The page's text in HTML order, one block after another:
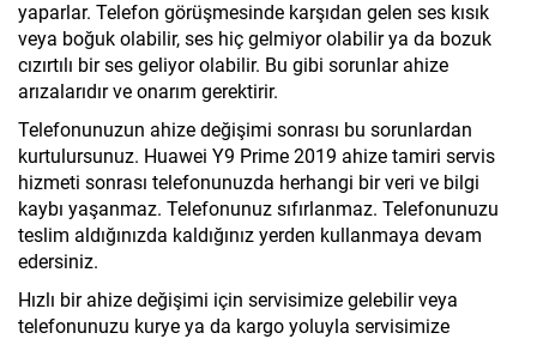
yaparlar. Telefon görüşmesinde karşıdan gelen ses kısık
veya boğuk olabilir, ses hiç gelmiyor olabilir ya da bozuk
cızırtılı bir ses geliyor olabilir. Bu gibi sorunlar ahize
arızalarıdır ve onarım gerektirir.
Telefonunuzun ahize değişimi sonrası bu sorunlardan
kurtulursunuz. Huawei Y9 Prime 2019 ahize tamiri servis
hizmeti sonrası telefonunuzda herhangi bir veri ve bilgi
kaybı yaşanmaz. Telefonunuz sıfırlanmaz. Telefonunuzu
teslim aldığınızda kaldığınız yerden kullanmaya devam
edersiniz.
Hızlı bir ahize değişimi için servisimize gelebilir veya
telefonunuzu kurye ya da kargo yoluyla servisimize